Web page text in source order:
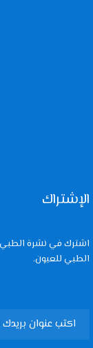
الإشتراك
اشترك في نشرة الطبي
الطبي للعيون.